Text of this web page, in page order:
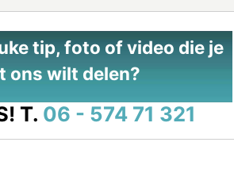
tip, foto of video die je
ons wilt delen?
T. 06 - 574 71 321